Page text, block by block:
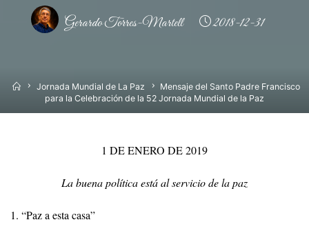
Gerardo Torres-Martell 2018-12-31
InicioJornada Mundial de La Paz
Mensaje del Santo Padre Francisco
para la Celebración de la 52 Jornada Mundial de la Paz
1 DE ENERO DE 2019
La buena política está al servicio de la paz
1. “Paz a esta casa”